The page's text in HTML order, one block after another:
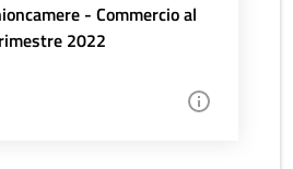
- Commercio al
2022